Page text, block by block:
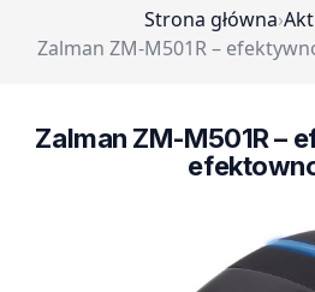
Strona główna›
Zalman ZM-M501R –
Zalman ZM-M501R –